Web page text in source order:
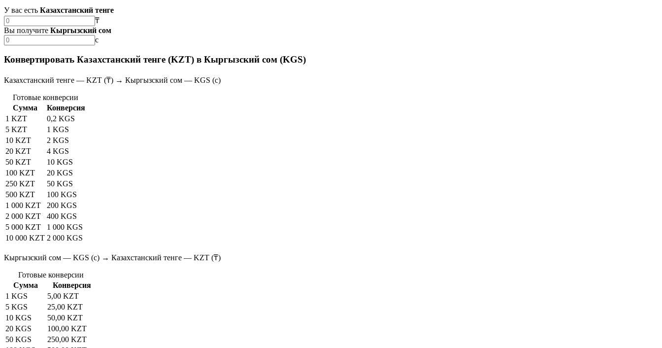
У вас есть Казахстанский тенге
₸
Вы получите Кыргызский сом
с
Конвертировать Казахстанский тенге (KZT) в Кыргызский сом (KGS)
Казахстанский тенге — KZT (₸) → Кыргызский сом — KGS (с)
Готовые конверсии
Сумма
Конверсия
1 KZT
0,2 KGS
5 KZT
1 KGS
10 KZT
2 KGS
20 KZT
4 KGS
50 KZT
10 KGS
100 KZT
20 KGS
250 KZT
50 KGS
500 KZT
100 KGS
1 000 KZT
200 KGS
2 000 KZT
400 KGS
5 000 KZT
1 000 KGS
10 000 KZT 2 000 KGS
Кыргызский сом — KGS (с) → Казахстанский тенге — KZT (₸)
Готовые конверсии
Сумма
Конверсия
1 KGS
5,00 KZT
5 KGS
25,00 KZT
10 KGS
50,00 KZT
20 KGS
100,00 KZT
50 KGS
250,00 KZT